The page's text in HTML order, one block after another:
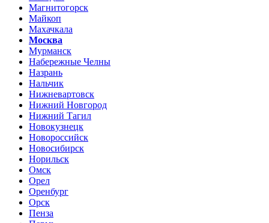
Магнитогорск
Майкоп
Махачкала
Москва
Мурманск
Набережные Челны
Назрань
Нальчик
Нижневартовск
Нижний Новгород
Нижний Тагил
Новокузнецк
Новороссийск
Новосибирск
Норильск
Омск
Орел
Оренбург
Орск
Пенза